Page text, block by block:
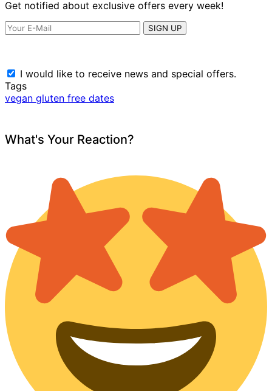
Get notified about exclusive offers every week!
SIGN UP
I would like to receive news and special offers.
Tags
vegan gluten free dates
What's Your Reaction?